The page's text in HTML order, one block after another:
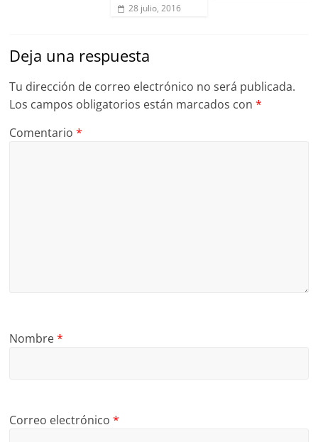
28 julio, 2016
Deja una respuesta
Tu dirección de correo electrónico no será publicada.
Los campos obligatorios están marcados con*
Comentario*
Nombre*
Correo electrónico*